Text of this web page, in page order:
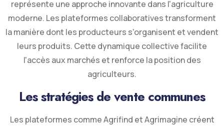
représente une approche innovante dans l'agriculture
moderne. Les plateformes collaboratives transforment
la manière dont les producteurs s'organisent et vendent
leurs produits. Cette dynamique collective facilite
l'accès aux marchés et renforce la position des
agriculteurs.
Les stratégies de vente communes
Les plateformes comme Agrifind et Agrimagine créent